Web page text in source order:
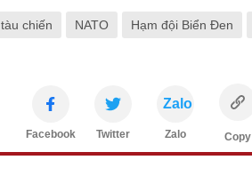
tàu chiến NATO Hạm đội Biển Đen
Facebook Twitter
Zalo
Zalo Copy